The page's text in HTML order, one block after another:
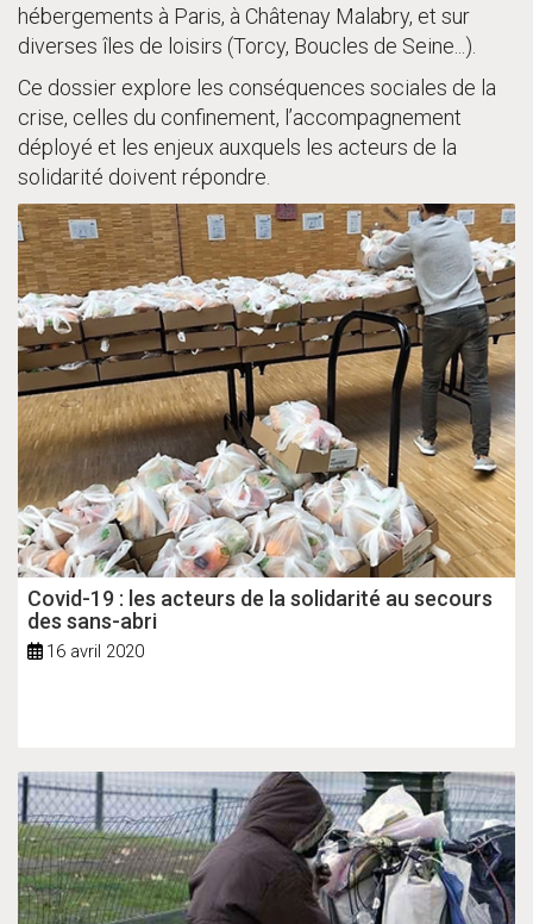
hébergements à Paris, à Châtenay Malabry, et sur
diverses îles de loisirs (Torcy, Boucles de Seine...).
Ce dossier explore les conséquences sociales de la
crise, celles du confinement, l’accompagnement
déployé et les enjeux auxquels les acteurs de la
solidarité doivent répondre.
Covid-19 : les acteurs de la solidarité au secours
des sans-abri
16 avril 2020